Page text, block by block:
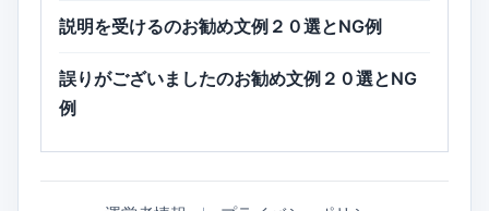
説明を受けるのお勧め文例２０選とNG例
誤りがございましたのお勧め文例２０選とNG
例